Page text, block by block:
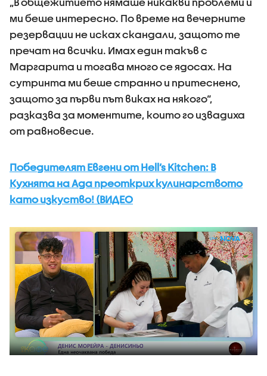
ми беше интересно. По време на вечерните
резервации не исках скандали, защото те
пречат на всички. Имах един такъв с
Маргарита и тогава много се ядосах. На
сутринта ми беше странно и притеснено,
защото за първи път виках на някого“,
разказва за моментите, които го извадиха
от равновесие.
Победителят Евгени от Hell’s Kitchen: В
Кухнята на Ада преоткрих кулинарството
като изкуство! (ВИДЕО